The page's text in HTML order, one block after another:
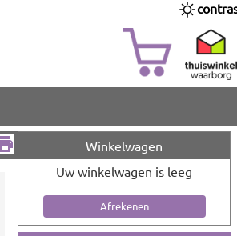
Winkelwagen
Uw winkelwagen is leeg